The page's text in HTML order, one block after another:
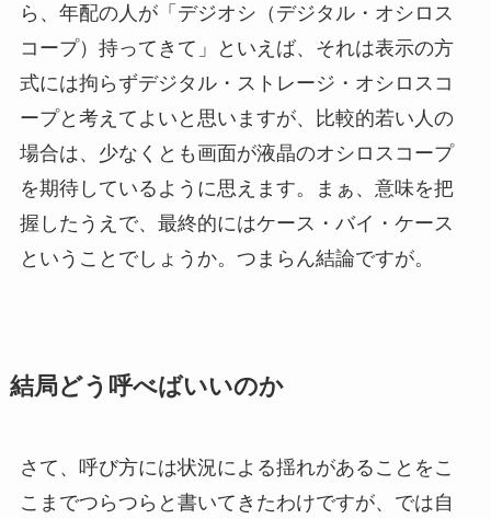
ら、年配の人が「デジオシ（デジタル・オシロス
コープ）持ってきて」といえば、それは表示の方
式には拘らずデジタル・ストレージ・オシロスコ
ープと考えてよいと思いますが、比較的若い人の
場合は、少なくとも画面が液晶のオシロスコープ
を期待しているように思えます。まぁ、意味を把
握したうえで、最終的にはケース・バイ・ケース
ということでしょうか。つまらん結論ですが。
結局どう呼べばいいのか
さて、呼び方には状況による揺れがあることをこ
こまでつらつらと書いてきたわけですが、では自